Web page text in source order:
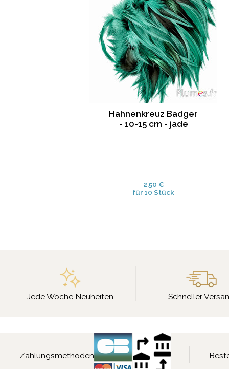
Hahnenkreuz Badger
- 10-15 cm - jade
2.50 €
für 10 Stück
Jede Woche Neuheiten Schneller
Zahlungsmethoden